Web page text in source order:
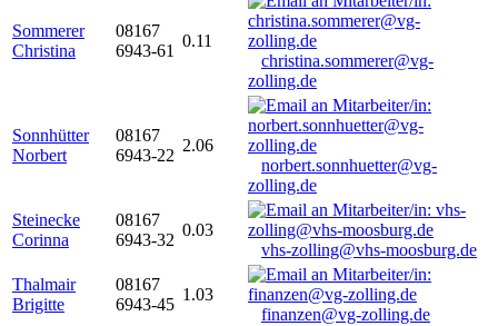
Sommerer
Christina
08167
6943-61
0.11
christina.sommerer@vg-
zolling.de
Sonnhütter
Norbert
08167
6943-22
2.06
norbert.sonnhuetter@vg-
zolling.de
Steinecke
Corinna
08167
6943-32
0.03
vhs-zolling@vhs-moosburg.de
Thalmair
Brigitte
08167
6943-45
1.03
finanzen@vg-zolling.de